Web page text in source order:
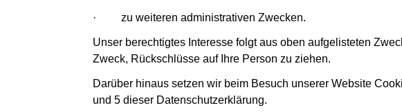
· zu weiteren administrativen Zwecken.
Unser berechtigtes Interesse folgt aus oben aufgelisteten
Zweck, Rückschlüsse auf Ihre Person zu ziehen.
Darüber hinaus setzen wir beim Besuch unserer Website
und 5 dieser Datenschutzerklärung.